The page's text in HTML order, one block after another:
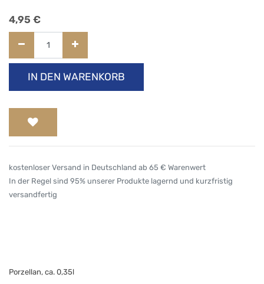
4,95 €
IN DEN WARENKORB
kostenloser Versand in Deutschland ab 65 € Warenwert
In der Regel sind 95% unserer Produkte lagernd und kurzfristig
versandfertig
Porzellan, ca. 0,35l